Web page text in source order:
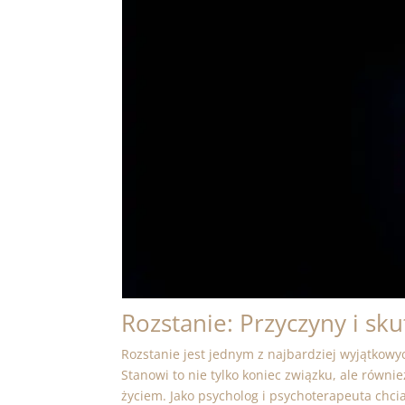
Rozstanie: Przyczyny i
Rozstanie jest jednym z najbardziej
Stanowi to nie tylko koniec związku, ale
życiem. Jako psycholog i psychoterapeuta